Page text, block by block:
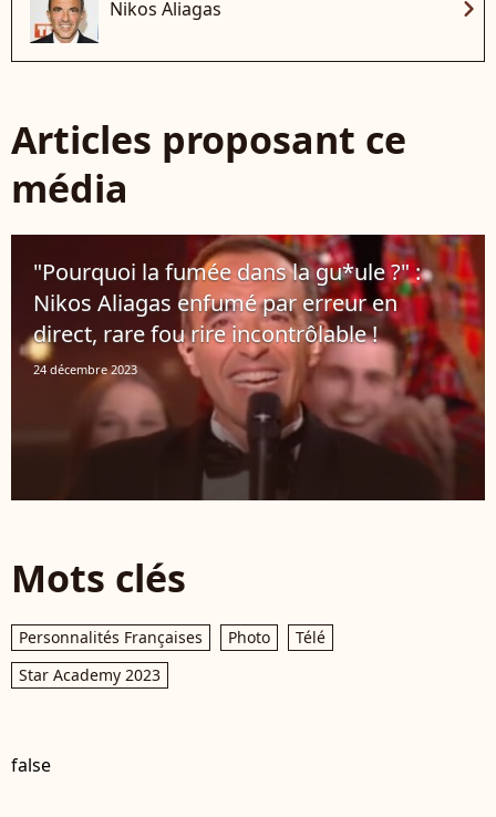
Nikos Aliagas chevron_right
Articles proposant ce
média
"Pourquoi la fumée dans la gu*ule ?" :
Nikos Aliagas enfumé par erreur en
direct, rare fou rire incontrôlable !
24 décembre 2023
Mots clés
Personnalités Françaises Photo
Télé
Star Academy 2023
false